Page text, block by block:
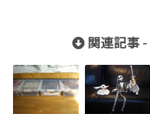
関連記事 -